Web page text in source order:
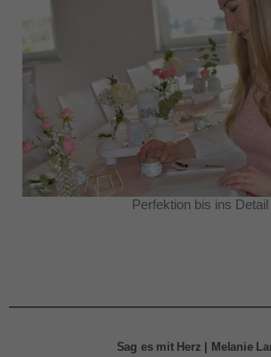
Perfektion bis ins Detail
Sag es mit Herz | Melanie